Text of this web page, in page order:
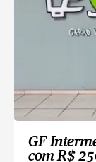
GF
com R$